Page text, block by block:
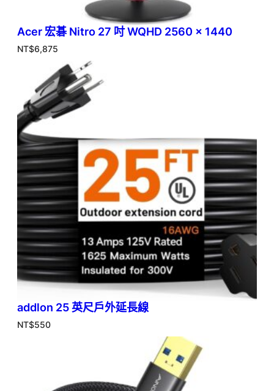
Acer 宏碁 Nitro 27 吋 WQHD 2560 x 1440
NT$6,875
addlon 25 英尺戶外延長線
NT$550